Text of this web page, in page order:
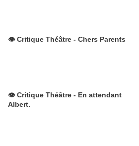
👁️ Critique Théâtre - Chers Parents
👁️ Critique Théâtre - En attendant
Albert.